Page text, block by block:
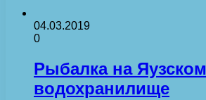
04.03.2019
0
Рыбалка на Яузском
водохранилище